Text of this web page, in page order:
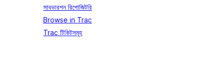
সাবভারশন রিপোজিটরি
Browse in Trac
Trac টিকিটসমূহ